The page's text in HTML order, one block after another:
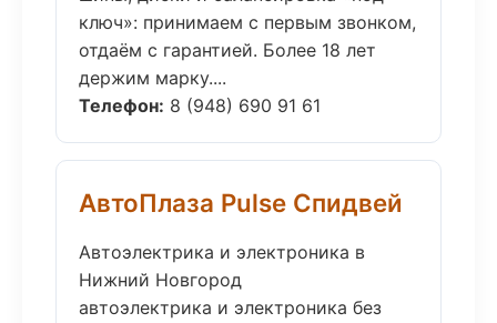
ключ»: принимаем с первым звонком,
отдаём с гарантией. Более 18 лет
держим марку....
Телефон: 8 (948) 690 91 61
АвтоПлаза Pulse Спидвей
Автоэлектрика и электроника в
Нижний Новгород
автоэлектрика и электроника без